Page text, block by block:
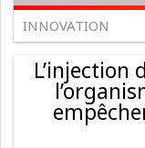
INNOVATION
L’injection